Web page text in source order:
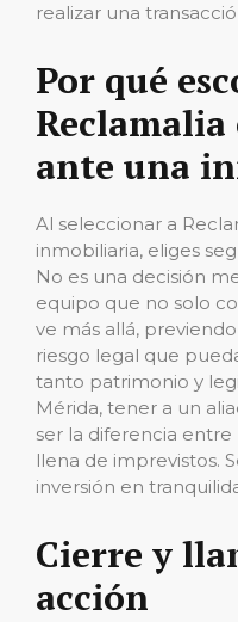
realizar una
Por qué
ante una
Al seleccionar a
inmobiliaria, eliges
No es una decisión
equipo que no solo
ve más allá,
riesgo legal que
tanto patrimonio y
Mérida, tener a un
ser la diferencia
llena de imprevistos.
inversión en
Cierre y
acción